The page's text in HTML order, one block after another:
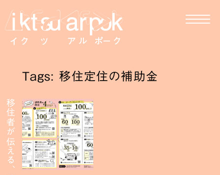
Tags: 移住定住の補助金